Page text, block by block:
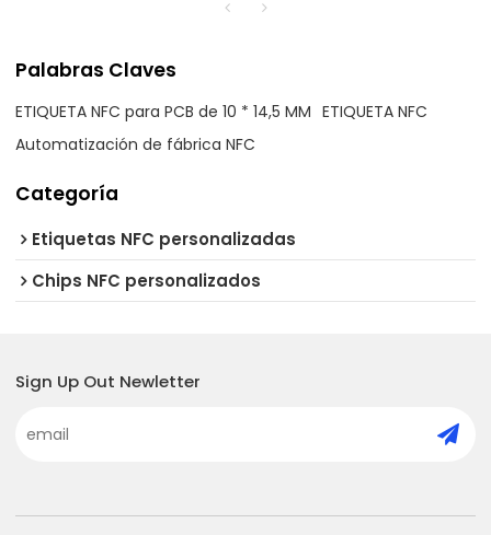
Palabras Claves
ETIQUETA NFC para PCB de 10 * 14,5 MM ETIQUETA NFC
Automatización de fábrica NFC
Categoría
Etiquetas NFC personalizadas
Chips NFC personalizados
Sign Up Out Newletter